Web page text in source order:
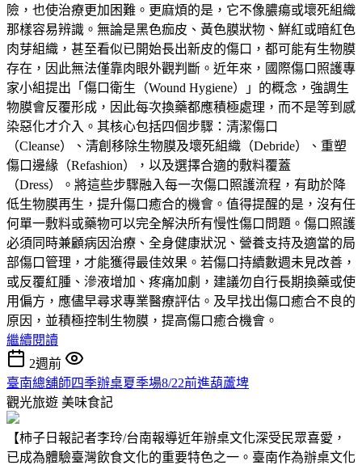
險，也使治療更加困難。更麻煩的是，它不像膿瘍或壞死組織
那樣容易辨識。無論是黑色痂皮、黃色膜狀物、鮮紅或暗紅色
肉芽組織，甚至看似已開始長出新皮的傷口，都可能有生物膜
存在，因此無法僅靠肉眼外觀判斷。近年來，國際傷口照護專
家小組提出「傷口衛生（Wound Hygiene）」的概念，強調生
物膜會反覆形成，因此每次換藥都應積極處理，而不是等到感
染惡化才介入。其核心包括四個步驟：清潔傷口
（Cleanse）、清創移除生物膜及壞死組織（Debride）、重塑
傷口邊緣（Refashion），以及選擇合適的敷料覆蓋
（Dress）。將這些步驟融入每一次傷口照護流程，有助於降
低生物膜再生，提升傷口癒合的機會。值得提醒的是，沒有任
何單一敷料或藥物可以完全解決所有慢性傷口問題。傷口照護
必須同時兼顧病因治療、全身健康狀況、營養支持及適當的局
部傷口管理，才能獲得最佳效果。若傷口持續數週未見改善，
或反覆紅腫、滲液增加、疼痛加劇，建議勿自行長期換藥或使
用偏方，應儘早尋求專業醫療評估。及早找出傷口癒合不良的
原因，並積極控制生物膜，提高傷口癒合機會。
繼續閱讀
2週前
臺南總舖師四季辦桌夏季場8/22前進葫蘆埤
觀光旅遊 美味食記
【柿子日報記者李玲/台南報導近年辦桌文化深受民眾喜愛，
已成為體驗臺灣飲食文化的重要特色之一。臺南作為辦桌文化